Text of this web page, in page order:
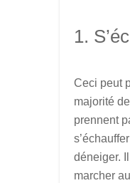
1.
Ceci peut
majorité
prennent
déneiger.
marcher